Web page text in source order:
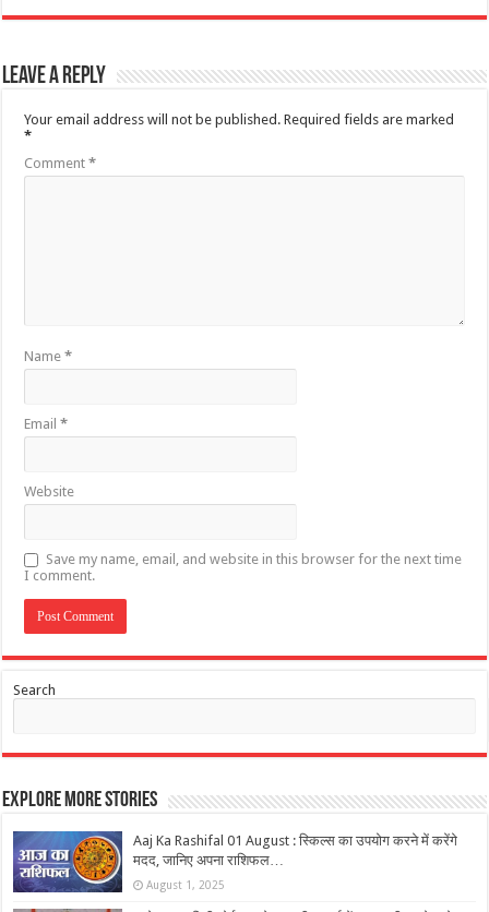
Leave a Reply
Your email address will not be published. Required fields are marked
*
Comment*
Name*
Email*
Website
Save my name, email, and website in this browser for the next time
I comment.
Search
Explore More Stories
Aaj Ka Rashifal 01 August : स्किल्स का उपयोग करने में करेंगे
मदद, जानिए अपना राशिफल…
August 1, 2025